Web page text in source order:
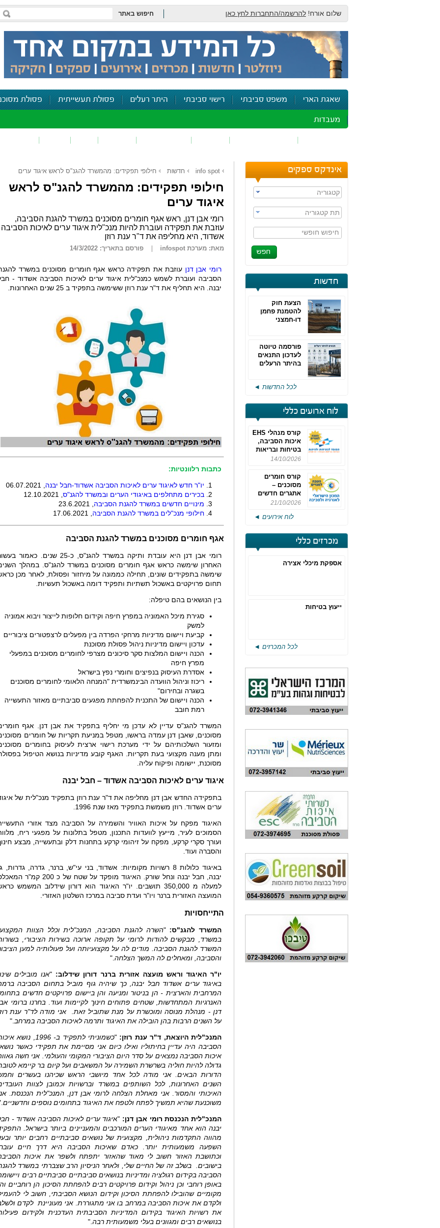
שלום אורח! להרשמה/התחברות לחץ כאן חיפוש באתר
שאגת הארי משפט סביבתי רישוי סביבתי היתר רעלים פסולת תעשייתית פסולת
מעבדות
אינדקס ספקים
קטגוריה
תת קטגוריה
חיפוש חופשי
חדשות
הצעת חוק
להטמנת פחמן
דו-חמצני
פורסמה טיוטה
לעדכון התנאים
בהיתר הרעלים
לכל החדשות ◄
לוח ארועים כללי
קורס מנהלי EHS
איכות הסביבה,
בטיחות ובריאות
תעסוקתית
14/10/2026
קורס חומרים
מסוכנים –
אתגרים חדשים
והערכות לחוק
מחזור 4
21/10/2026
לוח אירועים ◄
מכרזים כללי
אספקת מיכלי אצירה
ייעוץ בטיחות
לכל המכרזים ◄
info spot חדשות חילופי תפקידים: מהמשרד להגנ"ס לראש איגוד ערים
חילופי תפקידים: מהמשרד להגנ"ס לראש
איגוד ערים
רומי אבן דנן, ראש אגף חומרים מסוכנים במשרד להגנת הסביבה,
עוזבת את תפקידה ועוברת להיות מנכ"לית איגוד ערים לאיכות הסביבה
אשדוד, היא מחליפה את ד"ר ענת רוזן
מאת: מערכת infospot פורסם בתאריך: 14/3/2022
רומי אבן דנן עוזבת את תפקידה כראש אגף חומרים מסוכנים במשרד
הסביבה ועוברת לשמש כמנכ"לית איגוד ערים לאיכות הסביבה אשדוד -
יבנה. היא תחליף את ד"ר ענת רוזן ששימשה בתפקיד ב 25 שנים האחרונות.
כתבות רלוונטיות:
יו"ר חדש לאיגוד ערים לאיכות הסביבה אשדוד-חבל יבנה
בכירים מתחלפים באיגודי הערים ובמשרד להגנ"ס
מינויים חדשים במשרד להגנת הסביבה
חילופי מנכ"לים במשרד להגנת הסביבה
אגף חומרים מסוכנים במשרד להגנת הסביבה
רומי אבן דנן היא עובדת ותיקה במשרד להגנ"ס, כ-25 שנים. כאמור
האחרון שימשה כראש אגף חומרים מסוכנים במשרד להגנ"ס. במהלך
שימשה בתפקידים שונים, תחילה כממונה על מיחזור ופסולת, לאחר מכן
תחום פרויקטים באשכול תשתיות ותפקיד דומה באשכול תעשיות.
בין הנושאים בהם טיפלה:
סגירת מיכל האמוניה במפרץ חיפה וקידום חלופות לייצור ויבוא אמוניה
למשק
קביעת ויישום מדיניות מרחקי הפרדה בין מפעלים לרצפטורים ציבוריים
עדכון ויישום מדיניות ניהול פסולת מסוכנת
הכנה ויישום המלצות סקר סיכונים מצרפי לחומרים מסוכנים במפעלי
מפרץ חיפה
אסדרת העיסוק בנפיצים וחומרי נפץ בישראל
ריכוז וניהול הוועדה הבינמשרדית "המנחה הלאומי לחומרים מסוכנים
בשגרה ובחירום"
הכנה ויישום של התכנית להפחתת מפגעים סביבתיים מאזור התעשייה
רמת חובב
המשרד להגנ"ס עדיין לא עדכן מי יחליף בתפקיד את אבן דנן. אגף
מסוכנים, שאבן דנן עמדה בראשו, מטפל במניעת תקריות של חומרים
ומזעור השלכותיהם על ידי מערכת רישוי ארצית לעיסוק בחומרים
ומתן מענה מקצועי בעת תקריות
האגף קובע מדיניות בנושא הטיפול
מסוכנת, יישומה ופיקוח עליה
איגוד ערים לאיכות הסביבה אשדוד – חבל יבנה
בתפקידה החדש אבן דנן מחליפה את ד"ר ענת רוזן בתפקיד מנכ"לית של
ערים אשדוד. רוזן משמשת בתפקיד מאז שנת 1996.
האיגוד מפקח על איכות האוויר והשמירה על הסביבה מצד אזורי
הסמוכים לעיר, מייעץ לוועדות התכנון, מטפל בתלונות על מפגעי ריח,
ועורך סקרי קרקע, מפקח על זיהומי קרקע בתחנות דלק ובתעשייה, מבצע
והסברה ועוד.
באיגוד כלולות 8 רשויות מקומיות: אשדוד, בני עי"ש, ברנר, גדרה, גדרות,
יבנה, חבל יבנה ונחל שורק. האיגוד מופקד על שטח של כ 200 קמ"ר
למעלה מ 350,000 תושבים. יו"ר האיגוד הוא דורון שידלוב המשמש
המועצה האזורית ברנר ויו"ר ועדת סביבה במרכז השלטון האזורי.
התייחסויות
המשרד להגנ"ס:"השרה להגנת הסביבה, המנכ"לית וכלל הצוות
במשרד, מבקשים להודות לרומי על תקופה ארוכה בשירות הציבורי,
המשרד להגנת הסביבה. מודים לה על מקצועיותה ועל פעולותיה למען
והסביבה, ומאחלים לה המשך הצלחה ."
יו"ר האיגוד וראש מועצה אזורית ברנר דורון שידלוב: "אנו מובילים
באיגוד ערים אשדוד חבל יבנה, כך שיהיה גוף מוביל בתחום הסביבה
המרחבית והארצית - הן בניטור ומניעה והן ביישום פרויקטים חדשים
האנרגיות המתחדשות, שטחים פתוחים חינוך לקיימות ועוד. בחרנו ברומי
דנן - מנהלת מנוסה ומוכשרת על מנת שתוביל זאת. אני מודה לד"ר ענת
על השנים הרבות בהן הובילה את האיגוד ותרמה לאיכות הסביבה במרחב ."
המנכ"לית היוצאת, ד"ר ענת רוזן: "
כשמוניתי לתפקיד ב- 1996, נושא
הסביבה היה עדיין בחיתוליו ואילו כיום אני מסיימת את תפקידי כאשר
איכות הסביבה נמצאים על סדר היום הציבורי המקומי והעולמי. אני חשה
גדולה להיות חוליה בשרשרת השמירה על המשאבים ועל קיום בר קיימא
הדורות הבאים. אני מודה לכל אחד מיושבי הראש שכיהנו בעשרים
השנים האחרונות, לכל השותפים במשרד וברשויות וכמובן לצוות
האיכותי והמסור. אני מאחלת הצלחה לרומי אבן דנן, המנכ"לית הנכנסת.
משוכנעת שהיא תמשיך לפתח ולטפח את האיגוד בתחומים נוספים וחדשניים
המנכ"לית הנכנסת רומי אבן דנן: "איגוד ערים לאיכות הסביבה אשדוד -
יבנה הוא אחד מאיגודי הערים המורכבים והמעניינים ביותר בישראל.
מהווה התקדמות ניהולית, מקצועית של נושאים סביבתיים רחבים יותר
השפעה משמעותית יותר. כאדם שאיכות הסביבה היא דרך חיים
וכתושבת האזור חשוב לי מאוד שהאזור יתפתח ולשפר את איכות
בישובים. בשלב זה של החיים שלי, ולאחר הניסיון הרב שצברתי במשרד
הסביבה בקידום רגולציה ומדיניות בנושאים סביבתיים סביבתיים רבים
באופן רוחבי וכן ניהול וקידום פרויקטים רבים להפחתת הסיכון הן רוחביים
מקומיים שהובילו להפחתת הסיכון וקידום הנושא הסביבתי, חשוב לי
ולקדם את איכות הסביבה במרחב בו אני מתגוררת. אני מעוניינת לקדם
את רשויות האיגוד בקידום המדיניות הסביבתית העדכנית ולקידום
בנושאים רבים ומגוונים בעלי משמעותית רבה ."